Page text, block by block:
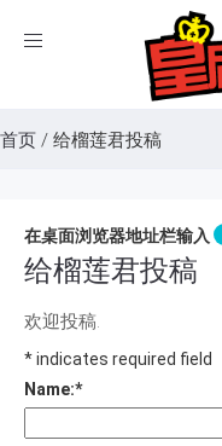
Toggle
首页 / 给榴莲君投稿
在桌面浏览器地址栏输入
给榴莲君投稿
欢迎投稿.
*indicates required field
Name:*